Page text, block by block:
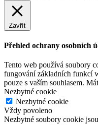
Zavřít
Přehled ochrany osobních
Tento web používá soubory
fungování základních funkcí
pouze s vaším souhlasem.
Nezbytné cookie
Nezbytné cookie
Vždy povoleno
Nezbytné soubory cookie